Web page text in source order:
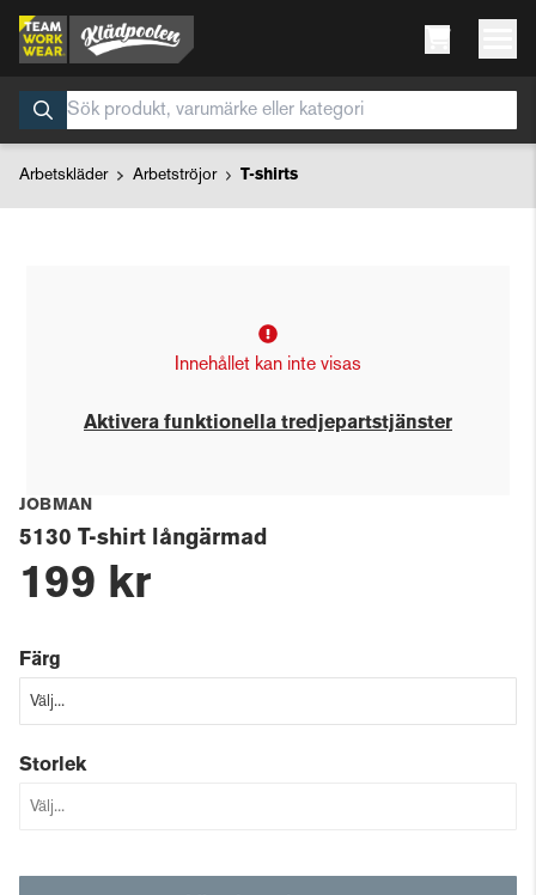
Arbetskläder Arbetströjor T-shirts
Innehållet kan inte visas
Aktivera funktionella tredjepartstjänster
JOBMAN
5130 T-shirt långärmad
199 kr
Färg
Storlek